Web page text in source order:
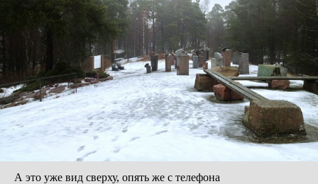
А это уже вид сверху, опять же с телефона